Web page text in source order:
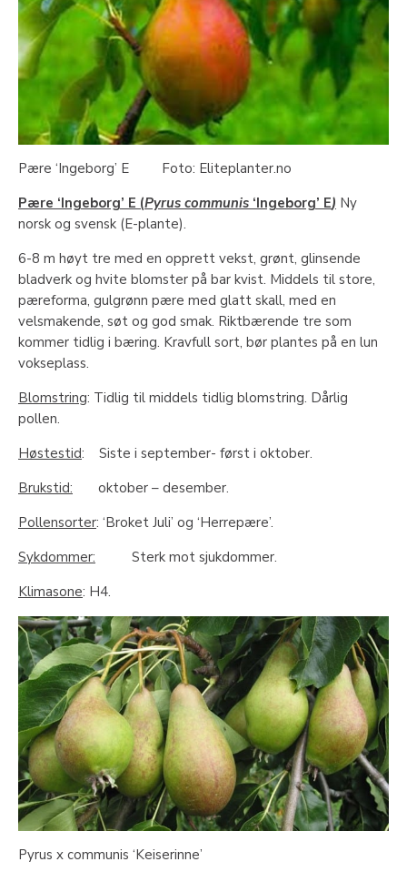
Pære ‘Ingeborg’ E Foto: Eliteplanter.no
Pære ‘Ingeborg’ E (Pyrus communis ‘Ingeborg’ E) Ny
norsk og svensk (E-plante).
6-8 m høyt tre med en opprett vekst, grønt, glinsende
bladverk og hvite blomster på bar kvist. Middels til store,
pæreforma, gulgrønn pære med glatt skall, med en
velsmakende, søt og god smak. Riktbærende tre som
kommer tidlig i bæring. Kravfull sort, bør plantes på en lun
vokseplass.
Blomstring: Tidlig til middels tidlig blomstring. Dårlig
pollen.
Høstestid: Siste i september- først i oktober.
Brukstid: oktober – desember.
Pollensorter: ‘Broket Juli’ og ‘Herrepære’.
Sykdommer: Sterk mot sjukdommer.
Klimasone: H4.
Pyrus x communis ‘Keiserinne’